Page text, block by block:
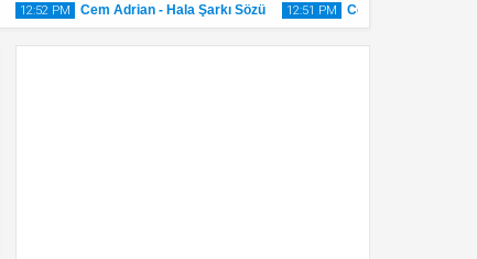
12:52 PM Cem Adrian - Hala Şarkı Sözü 12:51 PM Cem Adrian - Gri Şarkı